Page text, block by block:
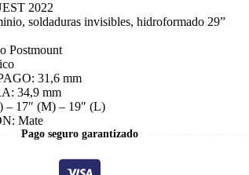
2022
soldaduras invisibles, hidroformado 29”
Postmount
31,6 mm
34,9 mm
17″ (M) – 19″ (L)
Mate
Pago seguro garantizado